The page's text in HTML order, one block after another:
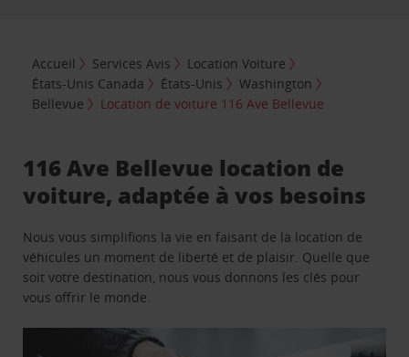
Accueil Services Avis
Location Voiture
États-Unis Canada
États-Unis
Washington
Bellevue
Location de voiture 116 Ave Bellevue
116 Ave Bellevue location de
voiture, adaptée à vos besoins
Nous vous simplifions la vie en faisant de la location de
véhicules un moment de liberté et de plaisir. Quelle que
soit votre destination, nous vous donnons les clés pour
vous offrir le monde.